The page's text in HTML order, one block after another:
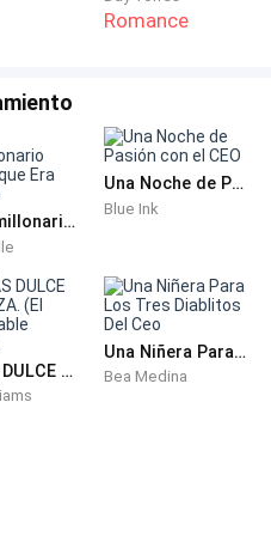
eran siglos de
de favores
se vistió rápidamente,
hebilla cerrada, era como
de Isabella.
se atreven? ¿En mi
atropelladas, rasgadas
a matar!
Romance
El Multimillonario que Creí que Era un Gigoló
Una Noche de Pasión con el CEO
Blue Ink
SU MÁS DULCE VENGANZA. (El inimaginable regreso).
Una Niñera Para Los Tres Diablitos Del Ceo
Bea Medina